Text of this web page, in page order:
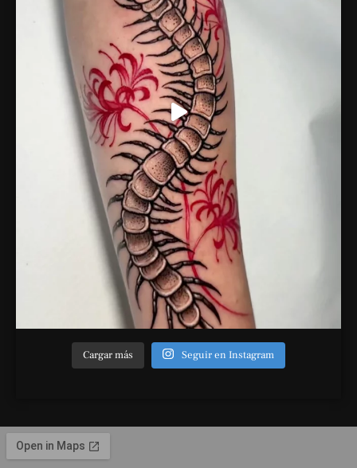
Cargar más Seguir en Instagram